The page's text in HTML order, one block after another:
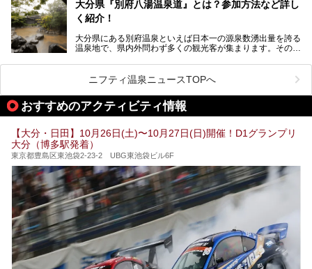
普通に温泉に浸かる以外にも、別府地獄巡りや砂湯などは有
名ですよね。
別府温泉は共同湯も多く、家庭やマンションにも温泉を引い
ている所もあります。
あるんです。
これを読んで別府温泉巡りの参考になればと思います。
大分県『別府八湯温泉道』とは？参加方法など詳し
く紹介！
大分県にある別府温泉といえば日本一の源泉数湧出量を誇る
温泉地で、県内外問わず多くの観光客が集まります。その別
八湯温泉道とは別府八湯を巡る体験型イベントで、施設を回
って88ヶ所のスタンプを集めて温泉名人の認定を目指すと
いうものです。
別府には朝早くから夜遅くまでやっている地元に根付いた銭
湯や、日帰りのみの大きな施設など様々な形態の温泉があり
人を目指してみてはいかがでしょうか？
ニフティ温泉ニュースTOPへ
おすすめのアクティビティ情報
【大分・日田】10月26日(土)〜10月27日(日)開催！D1グランプリ
大分（博多駅発着）
東京都豊島区東池袋2-23-2 UBG東池袋ビル6F